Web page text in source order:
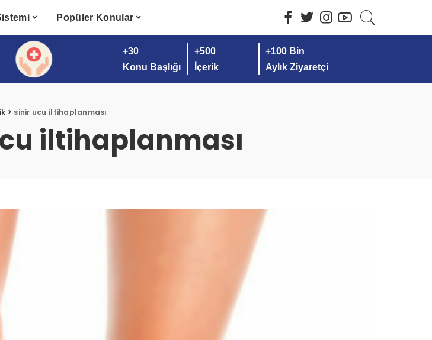
Popüler Konular
+30
Konu Başlığı
+500
İçerik
+100 Bin
Aylık Ziyaretçi
> sinir ucu iltihaplanması
iltihaplanması